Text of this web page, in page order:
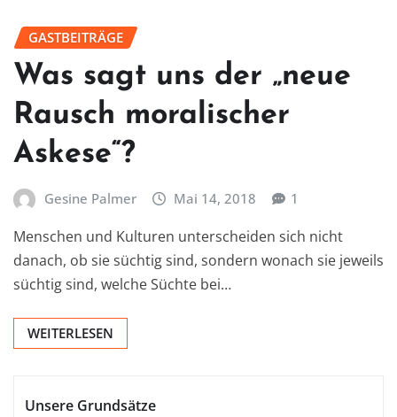
GASTBEITRÄGE
Was sagt uns der „neue
Rausch moralischer
Askese“?
Gesine Palmer Mai 14, 2018 1
Menschen und Kulturen unterscheiden sich nicht
danach, ob sie süchtig sind, sondern wonach sie jeweils
süchtig sind, welche Süchte bei…
WEITERLESEN
Unsere Grundsätze